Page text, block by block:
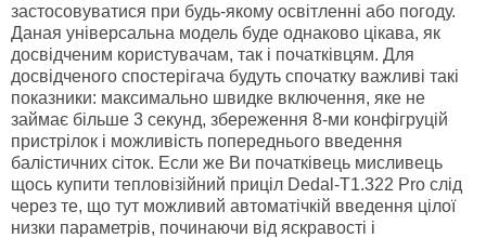
застосовуватися при будь-якому освітленні або погоду.
Даная універсальна модель буде однаково цікава, як
досвідченим користувачам, так і початківцям. Для
досвідченого спостерігача будуть спочатку важливі такі
показники: максимально швидке включення, яке не
займає більше 3 секунд, збереження 8-ми конфігруцій
пристрілок і можливість попереднього введення
балістичних сіток. Если же Ви початківець мисливець
щось купити тепловізійний приціл Dedal-T1.322 Pro слід
через те, що тут можливий автоматічкій введення цілої
низки параметрів, починаючи від яскравості і